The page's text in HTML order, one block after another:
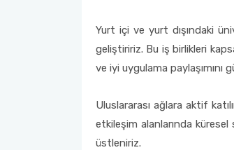
Yurt içi ve yurt dışındaki
geliştiririz. Bu iş birlikleri
ve iyi uygulama paylaşımını
Uluslararası ağlara aktif
etkileşim alanlarında
üstleniriz.